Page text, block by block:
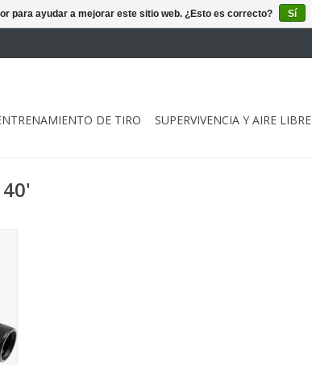
DE TIRO SUPERVIVENCIA Y AIRE LIBRE
para ayudar a mejorar este sitio web. ¿Esto es correcto? Sí